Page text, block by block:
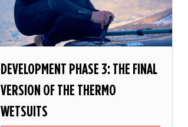
DEVELOPMENT PHASE 3: THE FINAL
VERSION OF THE THERMO
WETSUITS